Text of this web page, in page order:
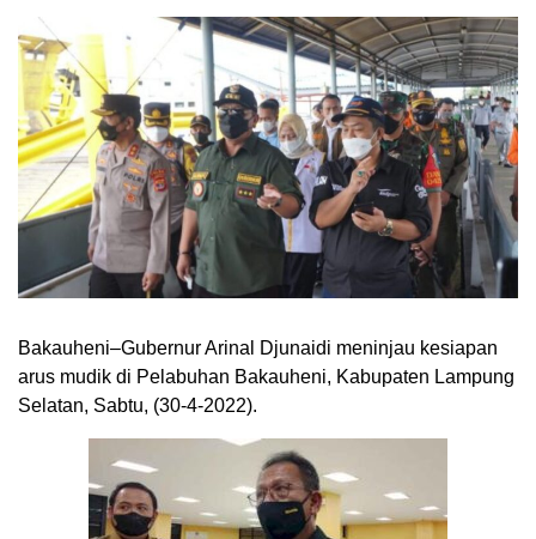
Bakauheni–Gubernur Arinal Djunaidi meninjau kesiapan
arus mudik di Pelabuhan Bakauheni, Kabupaten Lampung
Selatan, Sabtu, (30-4-2022).